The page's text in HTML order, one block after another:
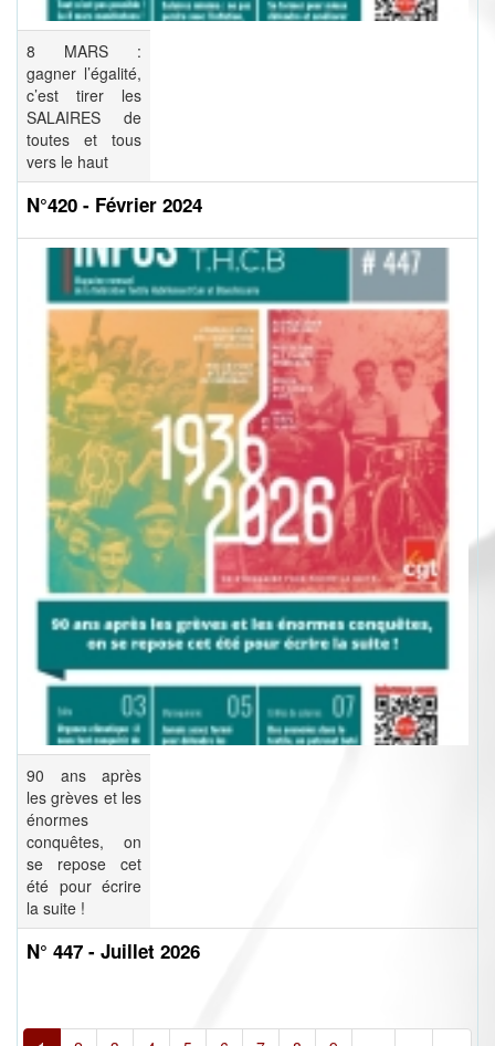
8 MARS :
gagner l’égalité,
c’est tirer les
SALAIRES de
toutes et tous
vers le haut
N°420 - Février 2024
90 ans après
les grèves et les
énormes
conquêtes, on
se repose cet
été pour écrire
la suite !
N° 447 - Juillet 2026